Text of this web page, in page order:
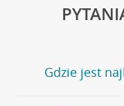
Gdzie jest